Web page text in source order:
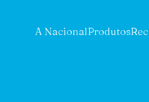
A NacionalProdutos